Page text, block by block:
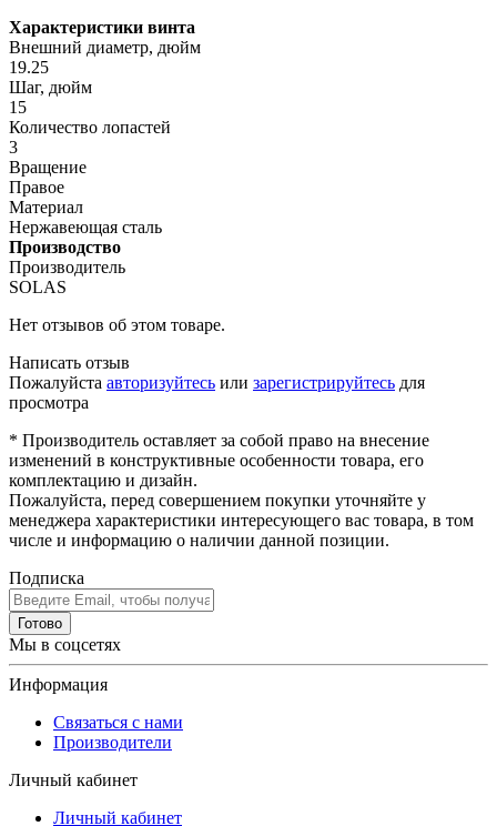
Характеристики винта
Внешний диаметр, дюйм
19.25
Шаг, дюйм
15
Количество лопастей
3
Вращение
Правое
Материал
Нержавеющая сталь
Производство
Производитель
SOLAS
Нет отзывов об этом товаре.
Написать отзыв
Пожалуйста авторизуйтесь или зарегистрируйтесь для
просмотра
* Производитель оставляет за собой право на внесение
изменений в конструктивные особенности товара, его
комплектацию и дизайн.
Пожалуйста, перед совершением покупки уточняйте у
менеджера характеристики интересующего вас товара, в том
числе и информацию о наличии данной позиции.
Подписка
Готово
Мы в соцсетях
Информация
Связаться с нами
Производители
Личный кабинет
Личный кабинет